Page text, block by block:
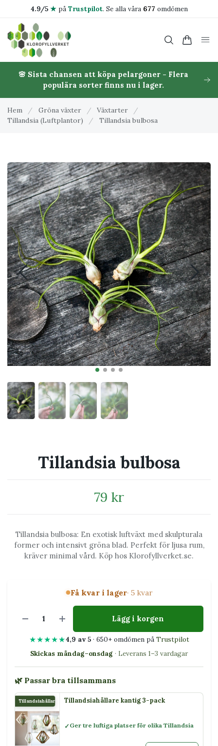
4.9/5 ★på Trustpilot. Se alla våra 677 omdömen
🌸 Sista chansen att köpa pelargoner - Flera
populära sorter finns nu i lager.
Hem / Gröna växter / Växtarter
/
Tillandsia (Luftplantor)
/ Tillandsia bulbosa
Tillandsia bulbosa
79 kr
Tillandsia bulbosa: En exotisk luftväxt med skulpturala
former och intensivt gröna blad. Perfekt för ljusa rum,
kräver minimal vård. Köp hos Klorofyllverket.se.
Få kvar i lager· 5 kvar
Lägg i korgen
★★★★★4,9 av 5· 650+ omdömen på Trustpilot
Skickas måndag–onsdag · Leverans 1–3 vardagar
🌿 Passar bra tillsammans
Tillandsiahållare kantig 3-packTillandsiahållare kantig 3-pack
Ger tre luftiga platser för olika Tillandsia